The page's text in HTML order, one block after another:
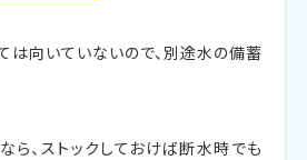
は向いていないので、別途水の備蓄
ら、ストックしておけば断水時でも